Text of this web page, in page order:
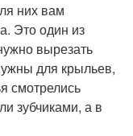
них вам
Это один из
вырезать
для крыльев,
смотрелись
зубчиками, а в